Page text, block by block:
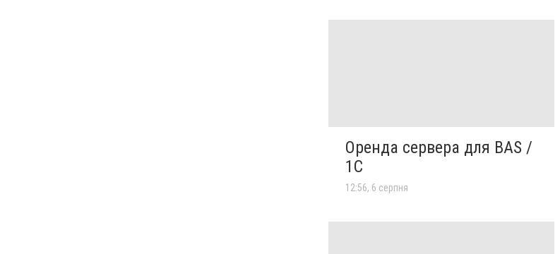
Оренда сервера для BAS /
1C
12:56, 6 серпня